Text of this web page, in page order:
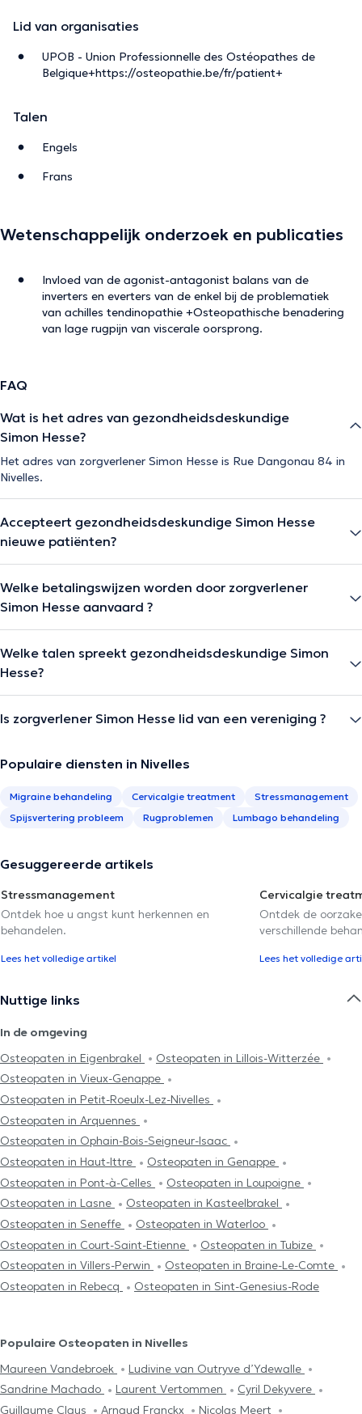
Lid van organisaties
UPOB - Union Professionnelle des Ostéopathes de
Belgique+https://osteopathie.be/fr/patient+
Talen
Engels
Frans
Wetenschappelijk onderzoek en publicaties
Invloed van de agonist-antagonist balans van de
inverters en everters van de enkel bij de problematiek
van achilles tendinopathie +Osteopathische benadering
van lage rugpijn van viscerale oorsprong.
FAQ
Wat is het adres van gezondheidsdeskundige
Simon Hesse?
Het adres van zorgverlener Simon Hesse is Rue Dangonau 84 in
Nivelles.
Accepteert gezondheidsdeskundige Simon Hesse
nieuwe patiënten?
Welke betalingswijzen worden door zorgverlener
Simon Hesse aanvaard ?
Welke talen spreekt gezondheidsdeskundige Simon
Hesse?
Is zorgverlener Simon Hesse lid van een vereniging ?
Populaire diensten in Nivelles
Migraine behandeling Cervicalgie treatment
Stressmanagement
Spijsvertering probleem
Rugproblemen Lumbago behandeling
Gesuggereerde artikels
Stressmanagement
Ontdek hoe u angst kunt herkennen en
behandelen.
Lees het volledige artikel
Cervicalgie
Ontdek de
verschillende
Lees het volledige
Nuttige links
In de omgeving
Osteopaten in Eigenbrakel
Osteopaten in Lillois-Witterzée
Osteopaten in Vieux-Genappe
Osteopaten in Petit-Roeulx-Lez-Nivelles
Osteopaten in Arquennes
Osteopaten in Ophain-Bois-Seigneur-Isaac
Osteopaten in Haut-Ittre
Osteopaten in Genappe
Osteopaten in Pont-à-Celles
Osteopaten in Loupoigne
Osteopaten in Lasne
Osteopaten in Kasteelbrakel
Osteopaten in Seneffe
Osteopaten in Waterloo
Osteopaten in Court-Saint-Etienne
Osteopaten in Tubize
Osteopaten in Villers-Perwin
Osteopaten in Braine-Le-Comte
Osteopaten in Rebecq
Osteopaten in Sint-Genesius-Rode
Populaire Osteopaten in Nivelles
Maureen Vandebroek
Ludivine van Outryve d’Ydewalle
Sandrine Machado
Laurent Vertommen
Cyril Dekyvere
Guillaume Claus
Arnaud Franckx
Nicolas Meert